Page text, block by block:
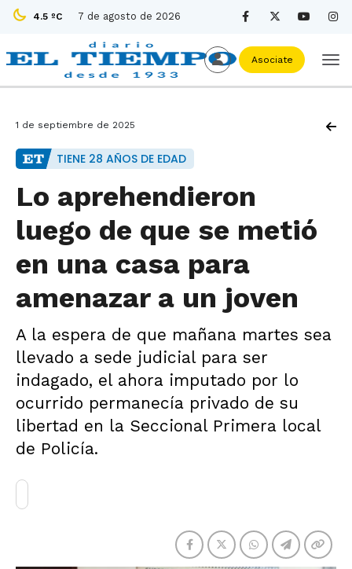
4.5 ºC 7 de agosto de 2026
Asociate
1 de septiembre de 2025
TIENE 28 AÑOS DE EDAD
Lo aprehendieron
luego de que se metió
en una casa para
amenazar a un joven
A la espera de que mañana martes sea
llevado a sede judicial para ser
indagado, el ahora imputado por lo
ocurrido permanecía privado de su
libertad en la Seccional Primera local
de Policía.